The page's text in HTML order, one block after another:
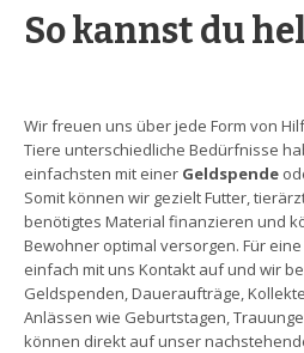
So kannst du
Wir freuen uns über jede Form von
Tiere unterschiedliche Bedürfnisse
einfachsten mit einer Geldspende
Somit können wir gezielt Futter,
benötigtes Material finanzieren und
Bewohner optimal versorgen. Für
einfach mit uns Kontakt auf und wir
Geldspenden, Daueraufträge,
Anlässen wie Geburtstagen,
können direkt auf unser